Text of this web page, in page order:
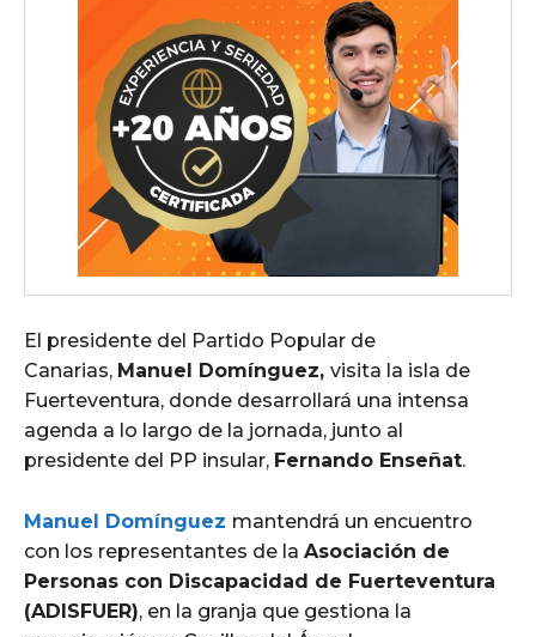
El presidente del Partido Popular de
Canarias, Manuel Domínguez, visita la isla de
Fuerteventura, donde desarrollará una intensa
agenda a lo largo de la jornada, junto al
presidente del PP insular, Fernando Enseñat.
Manuel Domínguez mantendrá un encuentro
con los representantes de la Asociación de
Personas con Discapacidad de Fuerteventura
(ADISFUER), en la granja que gestiona la